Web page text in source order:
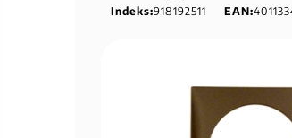
Indeks:918192511 EAN: